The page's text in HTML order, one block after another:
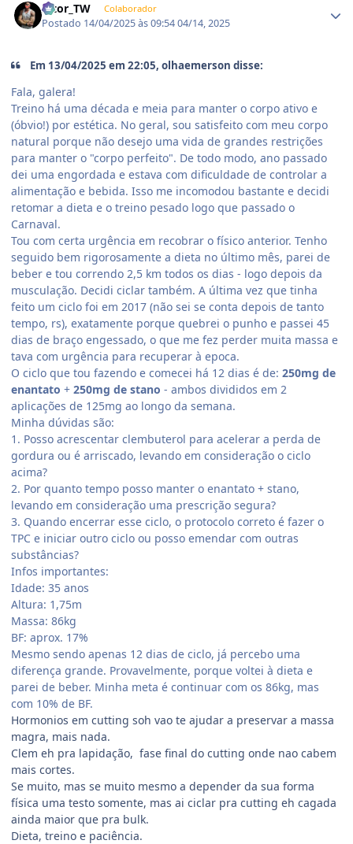
Vitor_TW Colaborador
Postado 14/04/2025 às 09:5404/14, 2025
Em 13/04/2025 em 22:05, olhaemerson disse:
Fala, galera!
Treino há uma década e meia para manter o corpo ativo e
(óbvio!) por estética. No geral, sou satisfeito com meu corpo
natural porque não desejo uma vida de grandes restrições
para manter o "corpo perfeito". De todo modo, ano passado
dei uma engordada e estava com dificuldade de controlar a
alimentação e bebida. Isso me incomodou bastante e decidi
retomar a dieta e o treino pesado logo que passado o
Carnaval.
Tou com certa urgência em recobrar o físico anterior. Tenho
seguido bem rigorosamente a dieta no último mês, parei de
beber e tou correndo 2,5 km todos os dias - logo depois da
musculação. Decidi ciclar também. A última vez que tinha
feito um ciclo foi em 2017 (não sei se conta depois de tanto
tempo, rs), exatamente porque quebrei o punho e passei 45
dias de braço engessado, o que me fez perder muita massa e
tava com urgência para recuperar à epoca.
O ciclo que tou fazendo e comecei há 12 dias é de: 250mg de
enantato + 250mg de stano - ambos divididos em 2
aplicações de 125mg ao longo da semana.
Minha dúvidas são:
1. Posso acrescentar clembuterol para acelerar a perda de
gordura ou é arriscado, levando em consideração o ciclo
acima?
2. Por quanto tempo posso manter o enantato + stano,
levando em consideração uma prescrição segura?
3. Quando encerrar esse ciclo, o protocolo correto é fazer o
TPC e iniciar outro ciclo ou posso emendar com outras
substâncias?
Infos importantes:
Idade: 35 anos
Altura: 1,75m
Massa: 86kg
BF: aprox. 17%
Mesmo sendo apenas 12 dias de ciclo, já percebo uma
diferença grande. Provavelmente, porque voltei à dieta e
parei de beber. Minha meta é continuar com os 86kg, mas
com 10% de BF.
Hormonios em cutting soh vao te ajudar a preservar a massa
magra, mais nada.
Clem eh pra lapidação, fase final do cutting onde nao cabem
mais cortes.
Se muito, mas se muito mesmo a depender da sua forma
física uma testo somente, mas ai ciclar pra cutting eh cagada
ainda maior que pra bulk.
Dieta, treino e paciência.